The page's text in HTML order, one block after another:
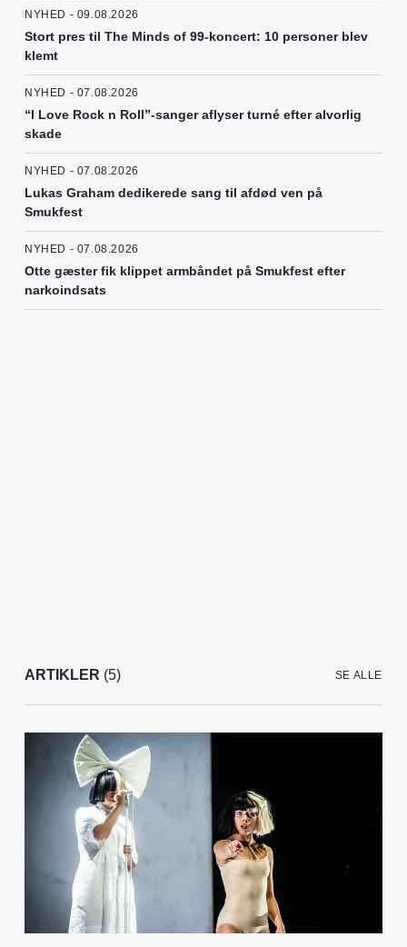
NYHED - 09.08.2026
Stort pres til The Minds of 99-koncert: 10 personer blev
klemt
NYHED - 07.08.2026
“I Love Rock n Roll”-sanger aflyser turné efter alvorlig
skade
NYHED - 07.08.2026
Lukas Graham dedikerede sang til afdød ven på
Smukfest
NYHED - 07.08.2026
Otte gæster fik klippet armbåndet på Smukfest efter
narkoindsats
ARTIKLER (5) SE ALLE